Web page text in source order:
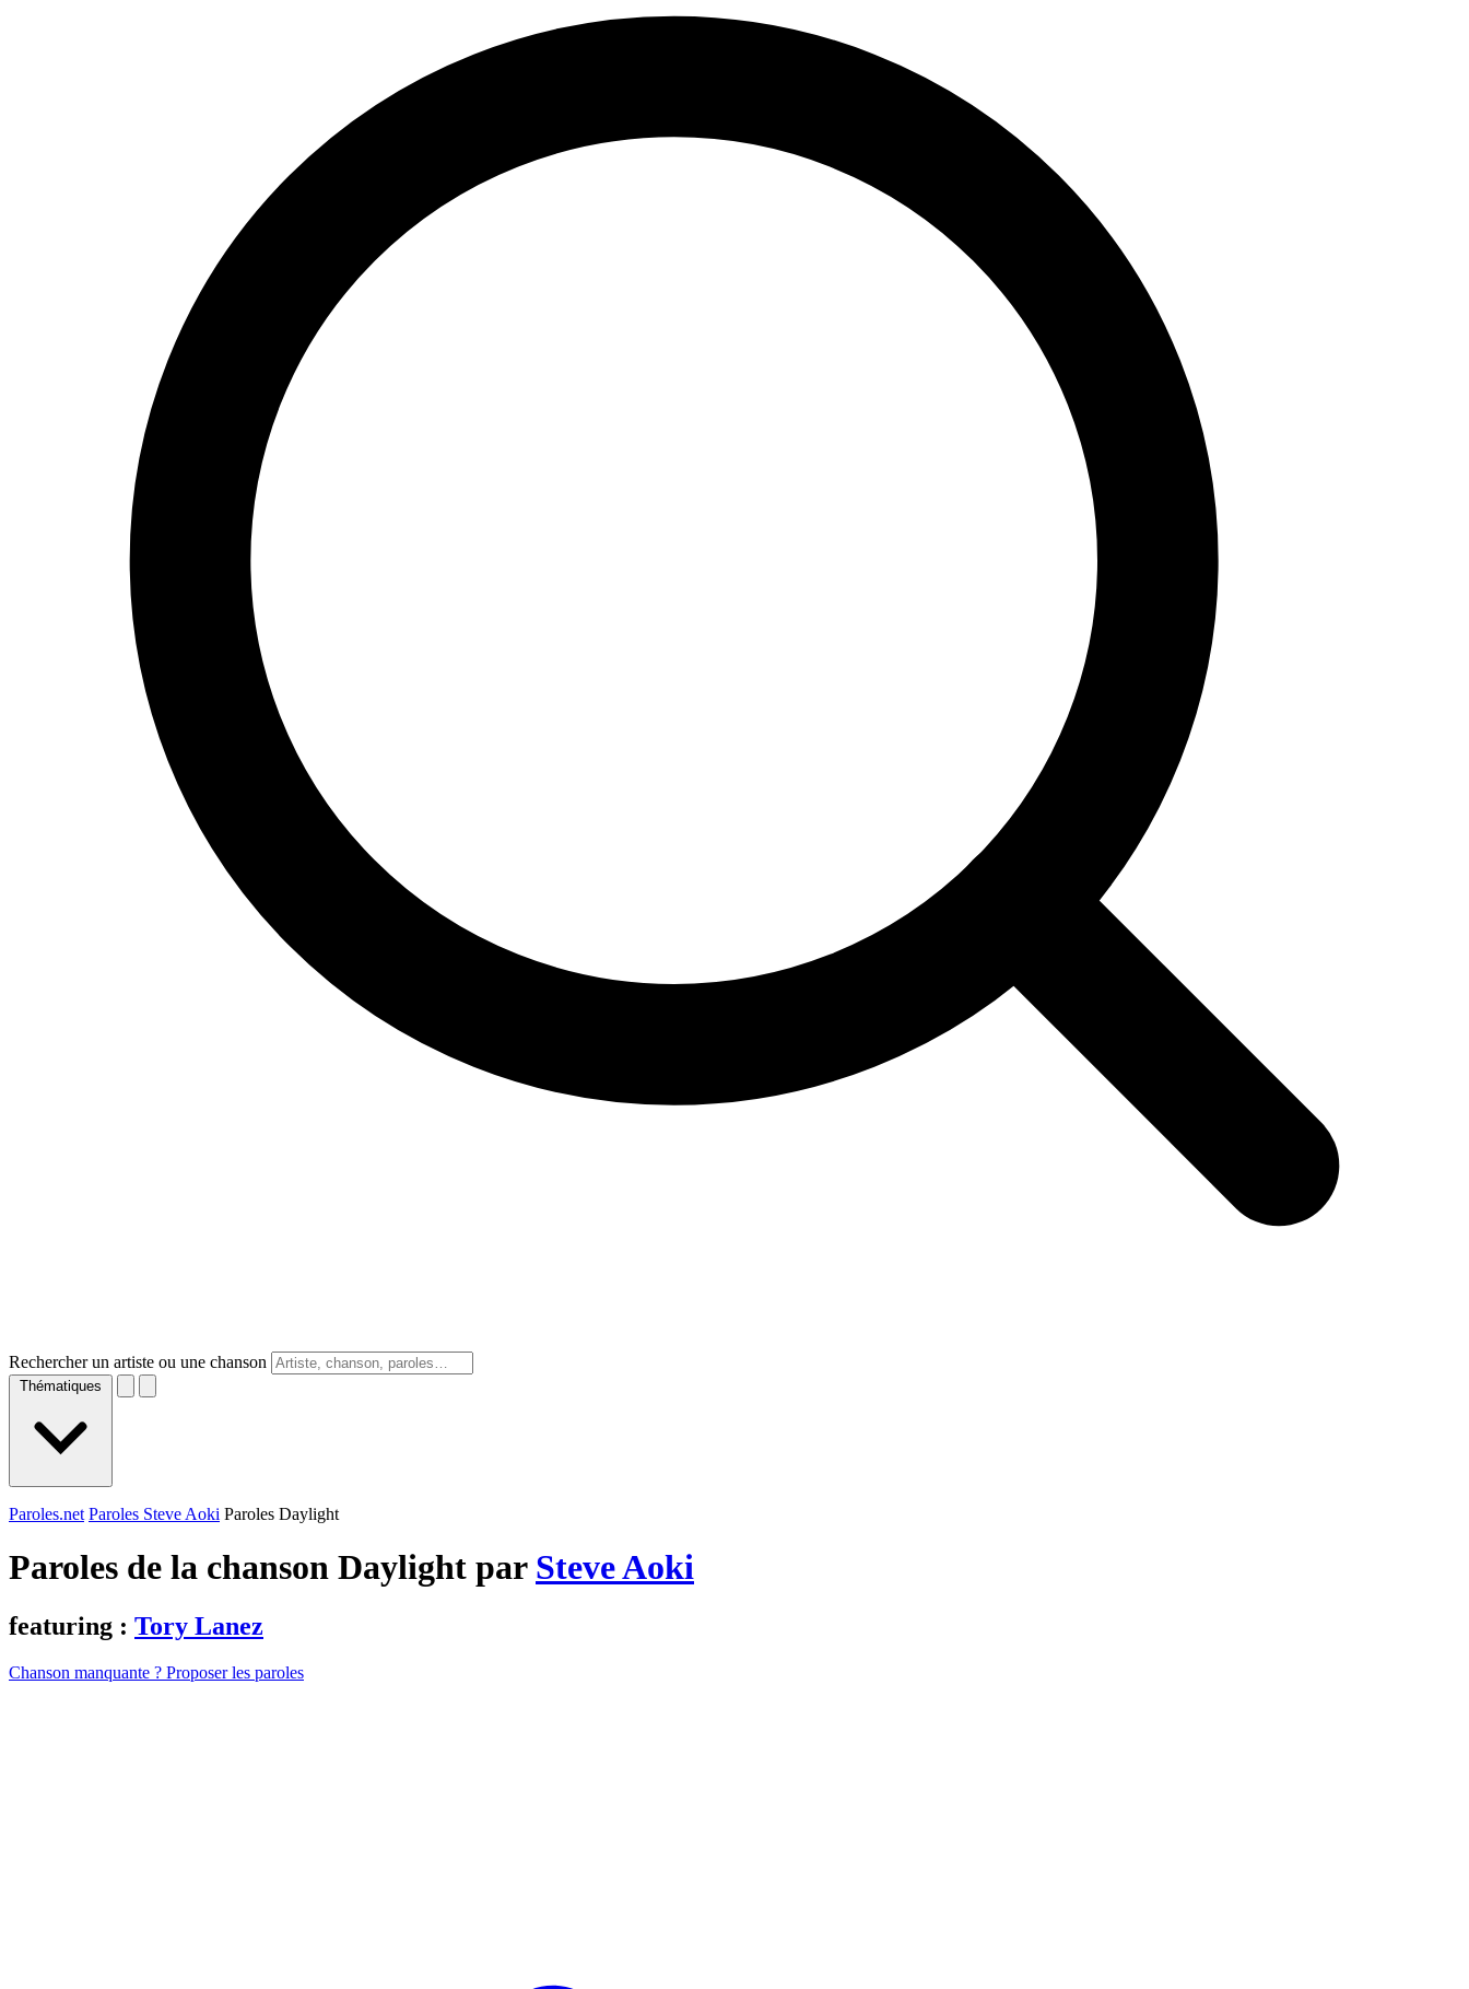
Rechercher un artiste ou une chanson
Thématiques
Paroles.net Paroles Steve Aoki Paroles Daylight
Paroles de la chanson Daylight par Steve Aoki
featuring : Tory Lanez
Chanson manquante ? Proposer les paroles